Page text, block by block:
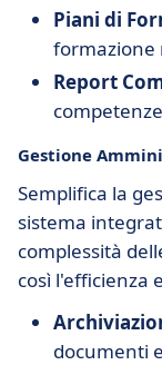
Piani di
formazione
Report
Gestione
Semplifica la
sistema
complessità
così l'efficienza
documenti